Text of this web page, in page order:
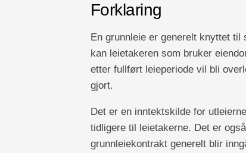
Forklaring
En grunnleie er generelt knyttet
kan leietakeren som bruker
etter fullført leieperiode vil bli
gjort.
Det er en inntektskilde for
tidligere til leietakerne. Det er
grunnleiekontrakt generelt blir